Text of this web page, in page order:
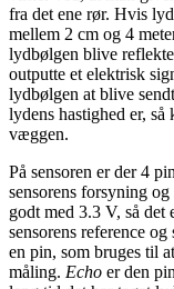
fra det ene rør. Hvis
mellem 2 cm og 4
lydbølgen blive
outputte et elektrisk
lydbølgen at blive
lydens hastighed er,
væggen.
På sensoren er der 4
sensorens forsyning
godt med 3.3 V, så
sensorens reference
en pin, som bruges til
måling. Echo er den